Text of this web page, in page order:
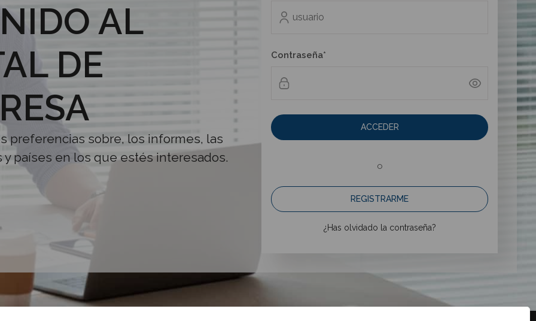
AL
DE
preferencias sobre, los informes, las
países en los que estés interesados.
Contraseña*
ACCEDER
o
REGISTRARME
¿Has olvidado la contraseña?